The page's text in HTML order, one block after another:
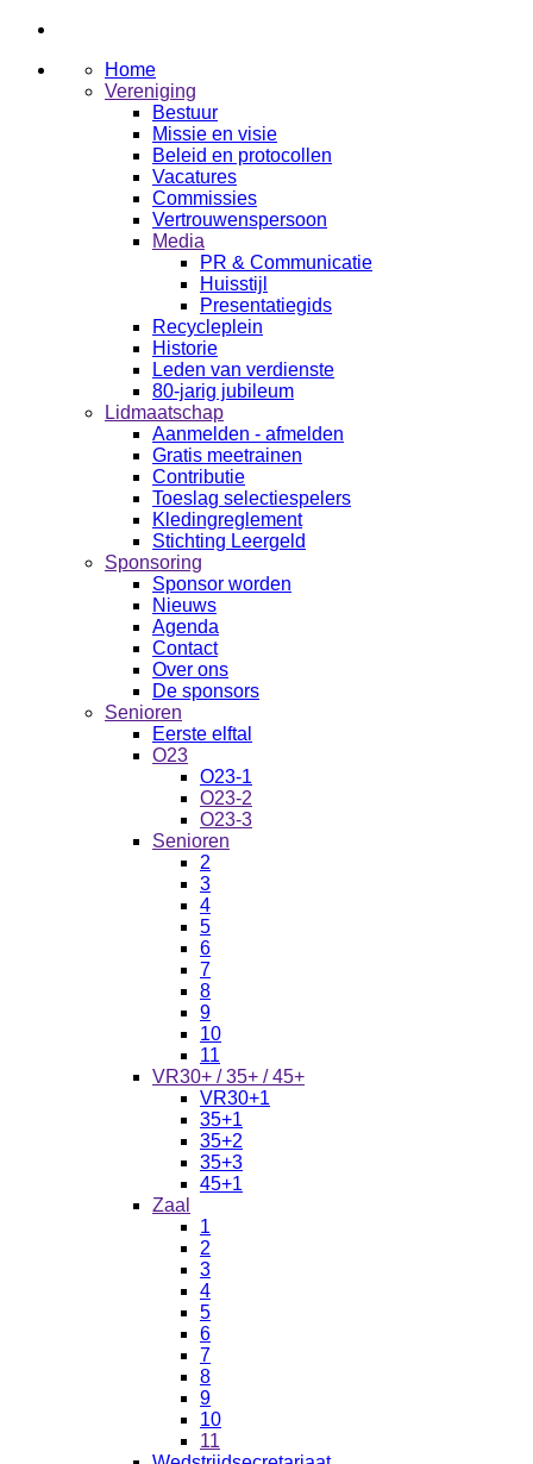
Home
Vereniging
Bestuur
Missie en visie
Beleid en protocollen
Vacatures
Commissies
Vertrouwenspersoon
Media
PR & Communicatie
Huisstijl
Presentatiegids
Recycleplein
Historie
Leden van verdienste
80-jarig jubileum
Lidmaatschap
Aanmelden - afmelden
Gratis meetrainen
Contributie
Toeslag selectiespelers
Kledingreglement
Stichting Leergeld
Sponsoring
Sponsor worden
Nieuws
Agenda
Contact
Over ons
De sponsors
Senioren
Eerste elftal
O23
O23-1
O23-2
O23-3
Senioren
2
3
4
5
6
7
8
9
10
11
VR30+ / 35+ / 45+
VR30+1
35+1
35+2
35+3
45+1
Zaal
1
2
3
4
5
6
7
8
9
10
11